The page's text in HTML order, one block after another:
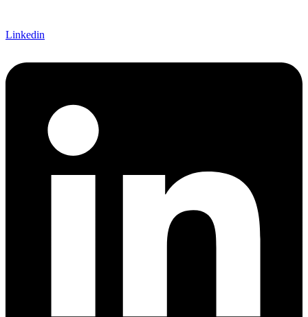
Linkedin